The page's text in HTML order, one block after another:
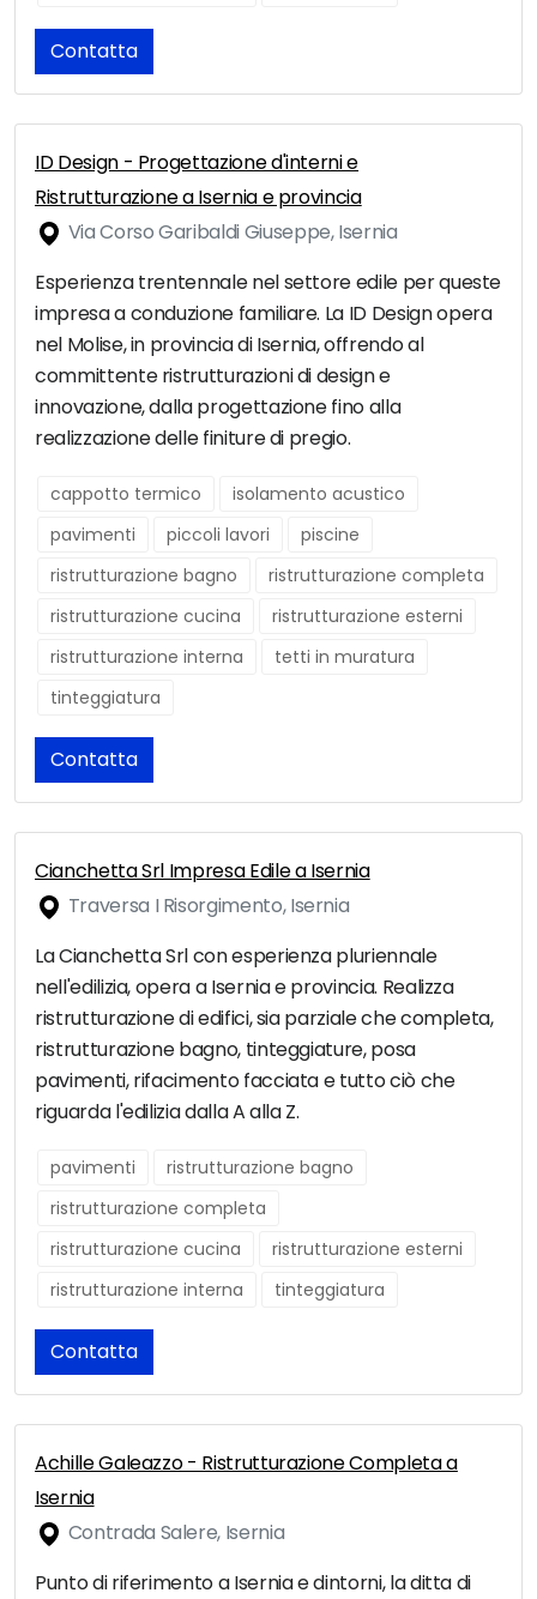
Contatta
ID Design - Progettazione d'interni e
Ristrutturazione a Isernia e provincia
Via Corso Garibaldi Giuseppe, Isernia
Esperienza trentennale nel settore edile per queste
impresa a conduzione familiare. La ID Design opera
nel Molise, in provincia di Isernia, offrendo al
committente ristrutturazioni di design e
innovazione, dalla progettazione fino alla
realizzazione delle finiture di pregio.
cappotto termico
isolamento acustico
pavimenti
piccoli lavori
piscine
ristrutturazione bagno
ristrutturazione completa
ristrutturazione cucina
ristrutturazione esterni
ristrutturazione interna
tetti in muratura
tinteggiatura
Contatta
Cianchetta Srl Impresa Edile a Isernia
Traversa I Risorgimento, Isernia
La Cianchetta Srl con esperienza pluriennale
nell'edilizia, opera a Isernia e provincia. Realizza
ristrutturazione di edifici, sia parziale che completa,
ristrutturazione bagno, tinteggiature, posa
pavimenti, rifacimento facciata e tutto ciò che
riguarda l'edilizia dalla A alla Z.
pavimenti
ristrutturazione bagno
ristrutturazione completa
ristrutturazione cucina
ristrutturazione esterni
ristrutturazione interna
tinteggiatura
Contatta
Achille Galeazzo - Ristrutturazione Completa a
Isernia
Contrada Salere, Isernia
Punto di riferimento a Isernia e dintorni, la ditta di